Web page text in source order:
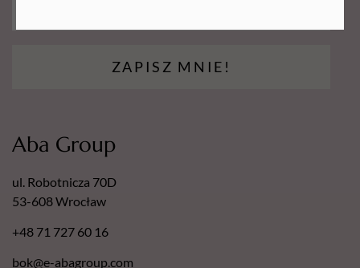
ZAPISZ MNIE!
Aba Group
ul. Robotnicza 70D
53-608 Wrocław
+48 71 727 60 16
bok@e-abagroup.com